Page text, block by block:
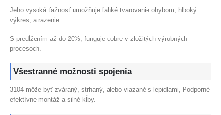
Jeho vysoká ťažnosť umožňuje ľahké tvarovanie ohybom, hlboký
výkres, a razenie.
S predĺžením až do 20%, funguje dobre v zložitých výrobných
procesoch.
Všestranné možnosti spojenia
3104 môže byť zváraný, strhaný, alebo viazané s lepidlami, Podporné
efektívne montáž a silné kĺby.